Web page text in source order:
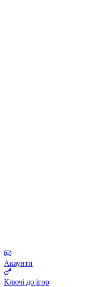
Акаунти
Ключі до ігор